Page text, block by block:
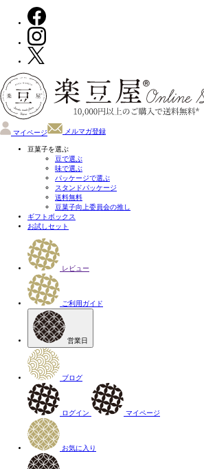
マイページ メルマガ登録
豆菓子を選ぶ
豆で選ぶ
味で選ぶ
パッケージで選ぶ
スタンドパッケージ
送料無料
豆菓子向上委員会の推し
ギフトボックス
お試しセット
レビュー
ご利用ガイド
営業日
ブログ
ログイン マイページ
お気に入り